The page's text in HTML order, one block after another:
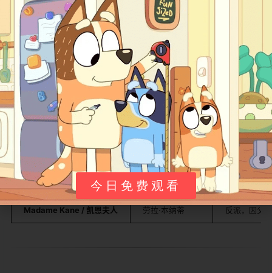
成功阻止了凯恩夫人的计划，并学会以公主的身份平衡责
任与个性追求。 ​​主要角色介绍：​
角色名 (英文/中文) 配音演员 角色简介
​Rapunzel / 乐佩公主​ 曼迪·摩尔 主角，科洛
​Eugene / 尤金​ 扎克瑞·莱维 乐佩的男友
​Cassandra / 卡桑德拉​ 伊登·伊斯皮诺萨 乐佩的侍女
​King / 国王​ 克兰西·布朗 乐佩的父亲
​Queen / 王后​ 朱丽·鲍温 乐佩的母亲
​Madame Kane / 凯恩夫人​ 劳拉·本纳蒂 反派，因父
今日免费观看